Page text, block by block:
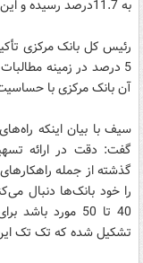
به 11.7درصد رسیده و این روند هم ادامه می‌یابد.
رئیس کل بانک مرکزی
5 درصد در زمینه
آن بانک مرکزی با
سیف با بیان اینکه
گفت: دقت در ارائه
گذشته از جمله
را خود بانک‌ها دنبال
40 تا 50 مورد
تشکیل شده که تک تک این